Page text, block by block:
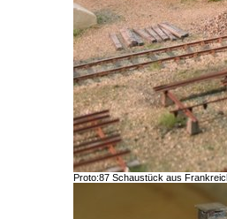
Proto:87 Schaustück aus